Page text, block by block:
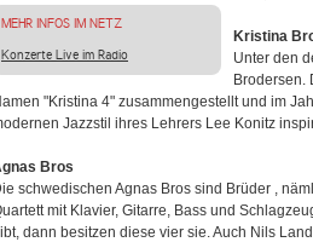
MEHR INFOS IM NETZ
Konzerte Live im Radio
Kristina
Unter den
Brodersen.
"Kristina 4" zusammengestellt und im
Jazzstil ihres Lehrers Lee Konitz
Bros
schwedischen Agnas Bros sind Brüder ,
mit Klavier, Gitarre, Bass und
dann besitzen diese vier sie. Auch Nils